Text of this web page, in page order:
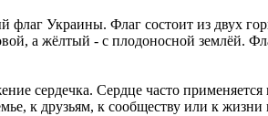
флаг Украины. Флаг состоит из двух
а жёлтый - с плодоносной землёй.
сердечка. Сердце часто
к друзьям, к сообществу или к жизни